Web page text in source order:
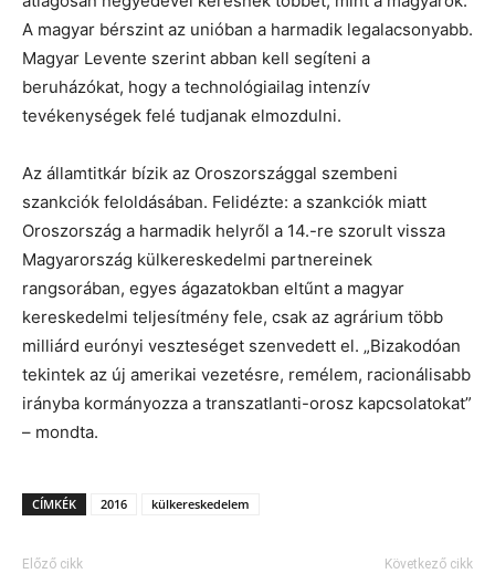
A magyar bérszint az unióban a harmadik legalacsonyabb.
Magyar Levente szerint abban kell segíteni a
beruházókat, hogy a technológiailag intenzív
tevékenységek felé tudjanak elmozdulni.
Az államtitkár bízik az Oroszországgal szembeni
szankciók feloldásában. Felidézte: a szankciók miatt
Oroszország a harmadik helyről a 14.-re szorult vissza
Magyarország külkereskedelmi partnereinek
rangsorában, egyes ágazatokban eltűnt a magyar
kereskedelmi teljesítmény fele, csak az agrárium több
milliárd eurónyi veszteséget szenvedett el. „Bizakodóan
tekintek az új amerikai vezetésre, remélem, racionálisabb
irányba kormányozza a transz­atlanti-orosz kapcsolatokat”
– mondta.
CÍMKÉK 2016 külkereskedelem
Előző cikk Következő cikk